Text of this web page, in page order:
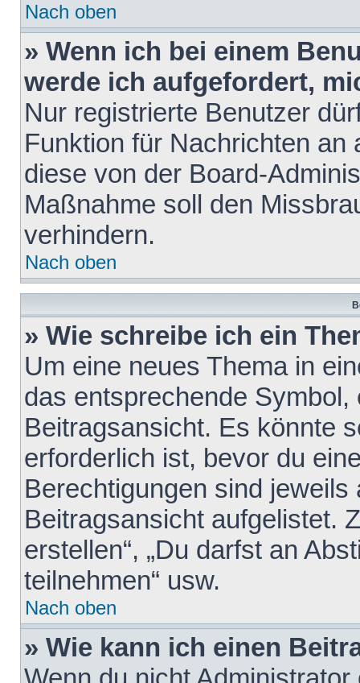
Nach oben
» Wenn ich bei einem
werde ich aufgefordert,
Nur registrierte Benutzer
Funktion für Nachrichten
diese von der Board-
Maßnahme soll den
verhindern.
Nach oben
» Wie schreibe ich ein
Um eine neues Thema in
das entsprechende
Beitragsansicht. Es könnte
erforderlich ist, bevor du
Berechtigungen sind
Beitragsansicht aufgelistet.
erstellen“, „Du darfst an
teilnehmen“ usw.
Nach oben
» Wie kann ich einen